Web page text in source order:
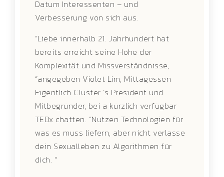
Datum Interessenten – und
Verbesserung von sich aus.
“Liebe innerhalb 21. Jahrhundert hat
bereits erreicht seine Höhe der
Komplexität und Missverständnisse,
“angegeben Violet Lim, Mittagessen
Eigentlich Cluster ‘s President und
Mitbegründer, bei a kürzlich verfügbar
TEDx chatten. “Nutzen Technologien für
was es muss liefern, aber nicht verlasse
dein Sexualleben zu Algorithmen für
dich. “